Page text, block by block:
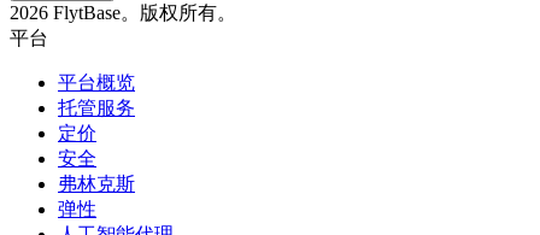
2026 FlytBase。版权所有。
平台
平台概览
托管服务
定价
安全
弗林克斯
弹性